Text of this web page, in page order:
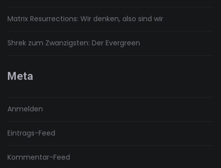
Matrix Resurrections: Wir denken, also sind wir
Shrek zum Zwanzigsten: Der Evergreen
Meta
Anmelden
Eintrags-Feed
Kommentar-Feed